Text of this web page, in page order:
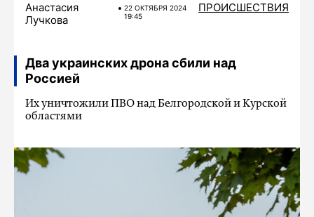
Анастасия
Лучкова
22 ОКТЯБРЯ 2024
19:45
ПРОИСШЕСТВИЯ
Два украинских дрона сбили над
Россией
Их уничтожили ПВО над Белгородской и Курской
областями